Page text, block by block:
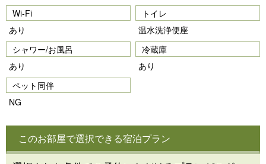
Wi-Fi
あり
トイレ
温水洗浄便座
シャワー/お風呂
あり
冷蔵庫
あり
ペット同伴
NG
このお部屋で選択できる宿泊プラン